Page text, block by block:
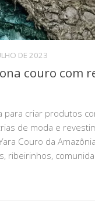
DE 2023
couro com
para criar produtos
de moda e
Couro da
ribeirinhos,